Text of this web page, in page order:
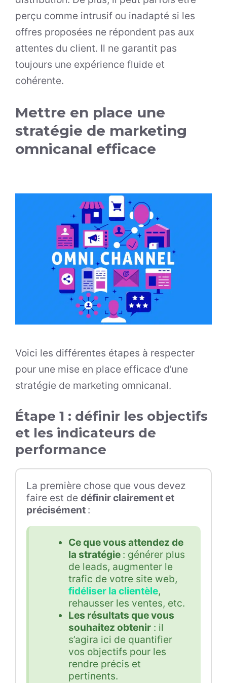
perçu comme intrusif ou inadapté si les
offres proposées ne répondent pas aux
attentes du client. Il ne garantit pas
toujours une expérience fluide et
cohérente.
Mettre en place une
stratégie de marketing
omnicanal efficace
Voici les différentes étapes à respecter
pour une mise en place efficace d’une
stratégie de marketing omnicanal.
Étape 1 : définir les objectifs
et les indicateurs de
performance
La première chose que vous devez
faire est de définir clairement et
précisément :
Ce que vous attendez de
la stratégie : générer plus
de leads, augmenter le
trafic de votre site web,
fidéliser la clientèle,
rehausser les ventes, etc.
Les résultats que vous
souhaitez obtenir: il
s’agira ici de quantifier
vos objectifs pour les
rendre précis et
pertinents.